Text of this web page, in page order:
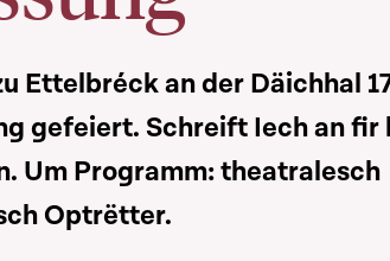
Ettelbréck an der Däichhal
gefeiert. Schreift Iech an fir
Um Programm: theatralesch
Optrëtter.